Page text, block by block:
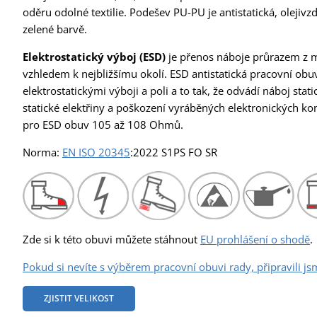
oděru odolné textilie. Podešev PU-PU je antistatická,
zelené barvě.
Elektrostatický výboj (ESD) je přenos náboje průrazem z
vzhledem k nejbližšímu okolí. ESD antistatická pracovní
elektrostatickými výboji a poli a to tak, že odvádí náboj
statické elektřiny a poškození vyráběných elektronických
pro ESD obuv 105 až 108 Ohmů.
Norma: EN ISO 20345:2022 S1PS FO SR
Zde si k této obuvi můžete stáhnout EU prohlášení o shodě.
Pokud si nevíte s výběrem pracovní obuvi rady, připravili
ZJISTIT VELIKOST